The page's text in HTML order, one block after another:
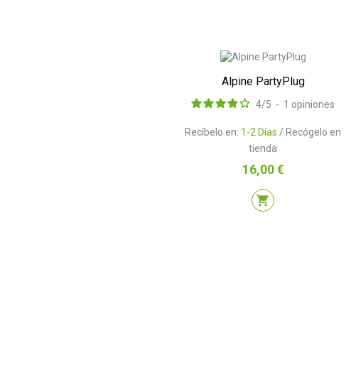
Alpine PartyPlug
Recíbelo en: 1-2 Días / Recógelo en
tienda
4/5 - 1 opiniones
Precio
16,00 €
shopping_cart